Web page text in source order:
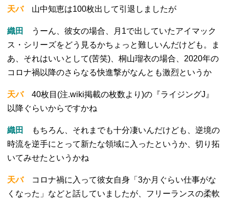
天バ山中知恵は100枚出して引退しましたが
織田
うーん、彼女の場合、月1で出していたアイマック
ス・シリーズをどう見るかちょっと難しいんだけども。ま
あ、それはいいとして(苦笑)、桐山瑠衣の場合、2020年の
コロナ禍以降のさらなる快進撃がなんとも激烈というか
天バ40枚目(注.wiki掲載の枚数より)の『ライジングJ』
以降ぐらいからですかね
織田
もちろん、それまでも十分凄いんだけども、逆境の
時流を逆手にとって新たな領域に入ったというか、切り拓
いてみせたというかね
天バコロナ禍に入って彼女自身「3か月ぐらい仕事がな
くなった」などと話していましたが、フリーランスの柔軟